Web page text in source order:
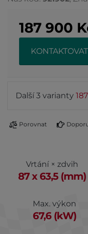
187 900
Další 3 varianty
Porovnat
Vrtání × zdvih
87 x 63,5 (mm)
Max. výkon
67,6 (kW)